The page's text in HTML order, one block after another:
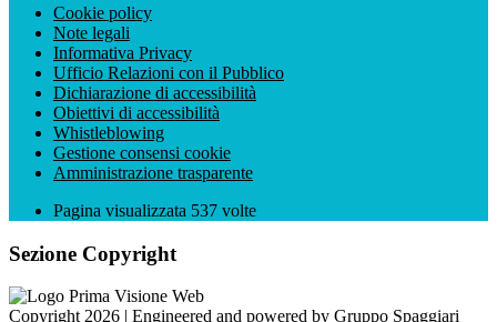
Cookie policy
Note legali
Informativa Privacy
Ufficio Relazioni con il Pubblico
Dichiarazione di accessibilità
Obiettivi di accessibilità
Whistleblowing
Gestione consensi cookie
Amministrazione trasparente
Pagina visualizzata 537 volte
Sezione Copyright
Copyright 2026 | Engineered and powered by Gruppo Spaggiari